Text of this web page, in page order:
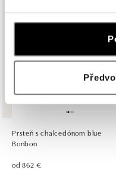
ALOve OC
U Dálnice 777, 664 42
tel.: +420604389337
Chlumecká 765/6, 198 19
dnes otvorené do
Prsteň s chalcedónom blue
Bonbon
od 862 €